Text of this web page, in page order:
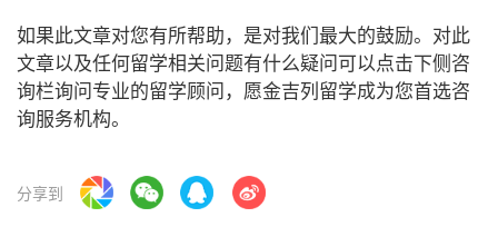
如果此文章对您有所帮助，是对我们最大的鼓励。对此
文章以及任何留学相关问题有什么疑问可以点击下侧咨
询栏询问专业的留学顾问，愿金吉列留学成为您首选咨
询服务机构。
分享到